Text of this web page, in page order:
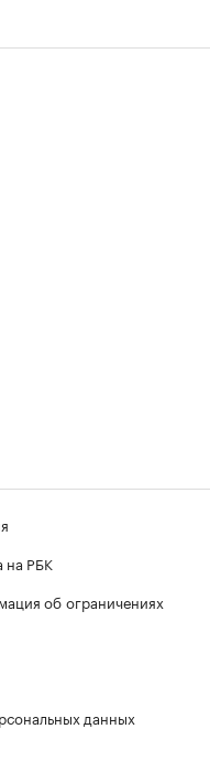
на РБК
об ограничениях
данных